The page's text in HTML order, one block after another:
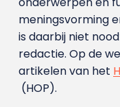
meningsvorming
is daarbij niet
redactie. Op de
artikelen van het
(HOP).